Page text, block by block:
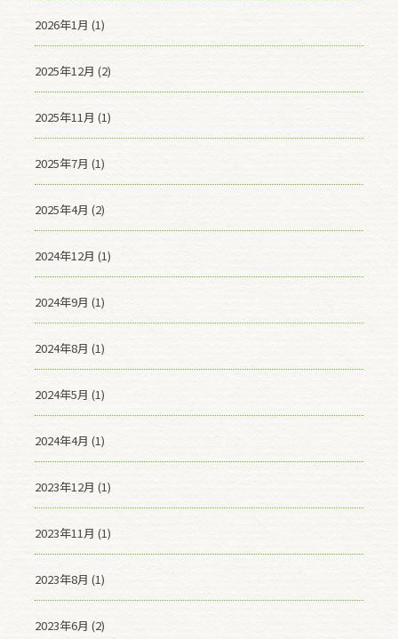
2026年1月 (1)
2025年12月 (2)
2025年11月 (1)
2025年7月 (1)
2025年4月 (2)
2024年12月 (1)
2024年9月 (1)
2024年8月 (1)
2024年5月 (1)
2024年4月 (1)
2023年12月 (1)
2023年11月 (1)
2023年8月 (1)
2023年6月 (2)